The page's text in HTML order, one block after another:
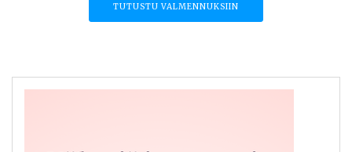
TUTUSTU VALMENNUKSIIN